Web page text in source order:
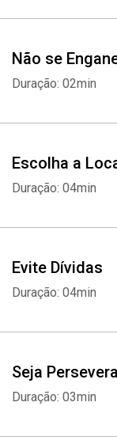
Não se
Duração: 02min
Escolha a
Duração: 04min
Evite Dívidas
Duração: 04min
Seja
Duração: 03min